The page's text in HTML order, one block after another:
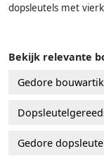
dopsleutels met
Bekijk relevante
Gedore
Gedore